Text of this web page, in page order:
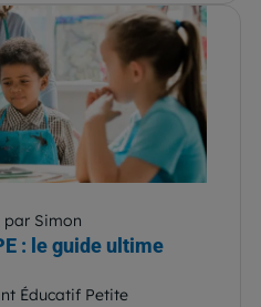
par Simon
: le guide ultime
Éducatif Petite